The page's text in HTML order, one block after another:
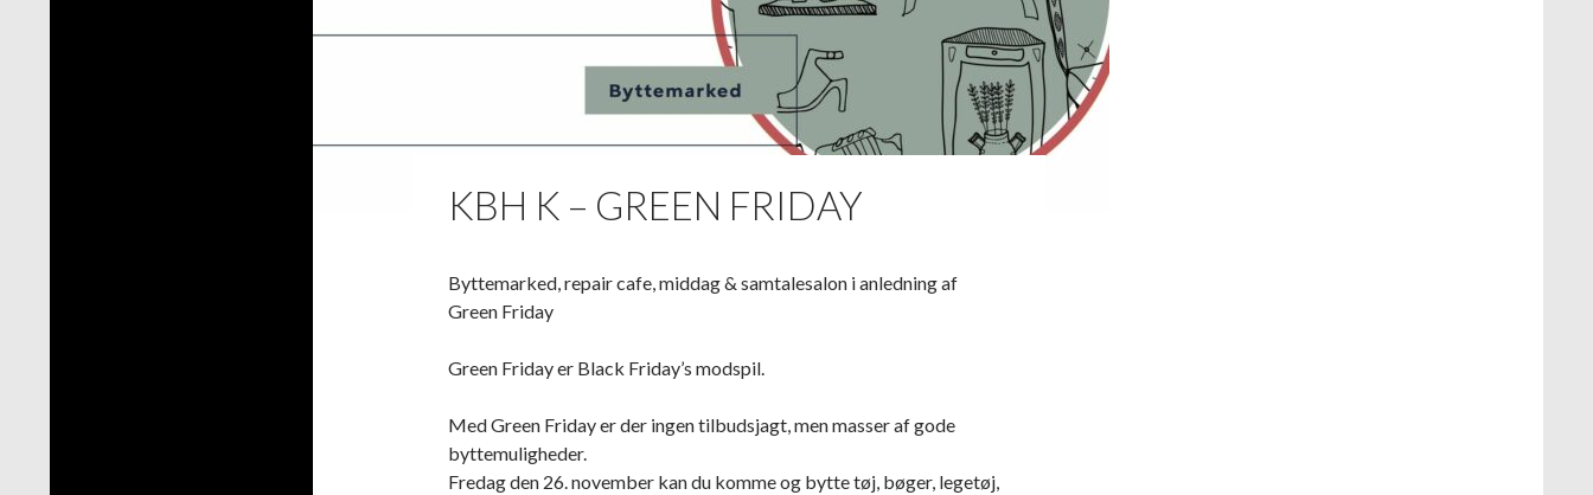
KBH K – GREEN FRIDAY
Byttemarked, repair cafe, middag & samtalesalon i anledning af
Green Friday
Green Friday er Black Friday’s modspil.
Med Green Friday er der ingen tilbudsjagt, men masser af gode
byttemuligheder.
Fredag den 26. november kan du komme og bytte tøj, bøger, legetøj,